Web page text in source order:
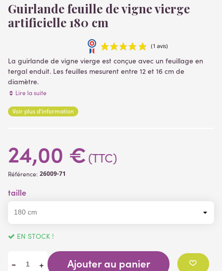
Guirlande feuille de vigne vierge
artificielle 180 cm
La guirlande de vigne vierge est conçue avec un feuillage en
tergal enduit. Les feuilles mesurent entre 12 et 16 cm de
diamètre.
Longueur totale 180 cm - Largeur. 20 cm
recouverte de PVC ), ce qui permet de lui donner la forme
Lire la suite
Voir plus d'information
24,00 € (TTC)
Référence: 26009-71
taille
EN STOCK !
- + Ajouter au panier